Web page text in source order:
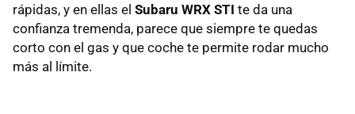
rápidas, y en ellas el Subaru WRX STI te da una
confianza tremenda, parece que siempre te quedas
corto con el gas y que coche te permite rodar mucho
más al límite.